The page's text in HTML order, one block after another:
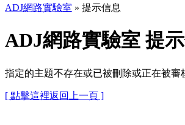
ADJ網路實驗室 » 提示信息
ADJ網路實驗室 提
指定的主題不存在或已被刪除或正在被審
[ 點擊這裡返回上一頁 ]